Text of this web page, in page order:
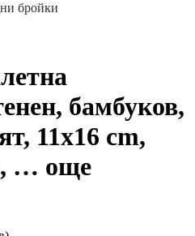
бройки
бамбуков,
11x16 cm,
, … още